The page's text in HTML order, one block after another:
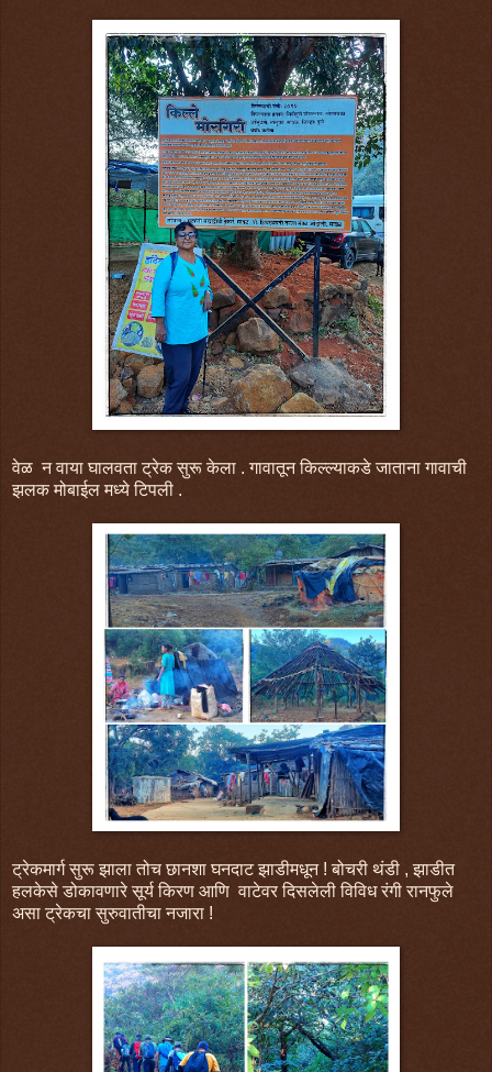
वेळ न वाया घालवता ट्रेक सुरू केला . गावातून किल्ल्याकडे जाताना गावाची
झलक मोबाईल मध्ये टिपली .
ट्रेकमार्ग सुरू झाला तोच छानशा घनदाट झाडीमधून ! बोचरी थंडी , झाडीत
हलकेसे डोकावणारे सूर्य किरण आणि वाटेवर दिसलेली विविध रंगी रानफुले
असा ट्रेकचा सुरुवातीचा नजारा !